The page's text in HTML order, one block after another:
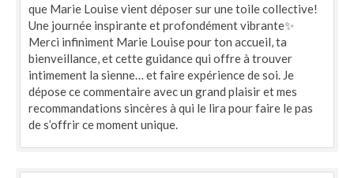
que Marie Louise vient déposer sur une toile collective!
Une journée inspirante et profondément vibrante✨
Merci infiniment Marie Louise pour ton accueil, ta
bienveillance, et cette guidance qui offre à trouver
intimement la sienne… et faire expérience de soi. Je
dépose ce commentaire avec un grand plaisir et mes
recommandations sincères à qui le lira pour faire le pas
de s’offrir ce moment unique.